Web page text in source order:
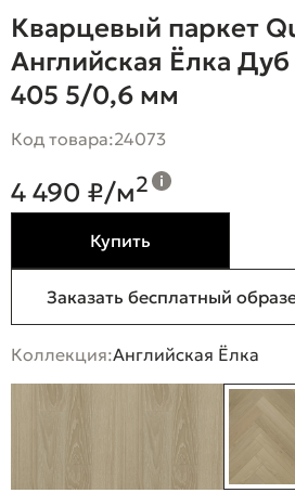
Кварцевый паркет
Английская Ёлка
405 5/0,6 мм
Код товара:24073
4 490 ₽/м2
Купить
Заказать бесплатный
Коллекция:Английская Ёлка